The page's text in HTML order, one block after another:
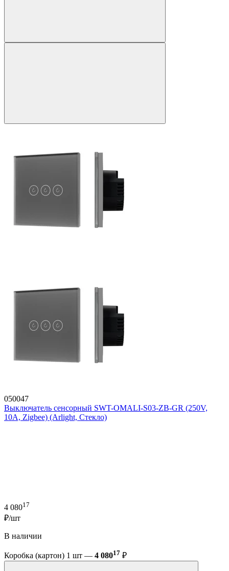
050047
Выключатель сенсорный SWT-OMALI-S03-ZB-GR (250V,
10A, Zigbee) (Arlight, Стекло)
4 08017
₽/шт
В наличии
Коробка (картон) 1 шт — 4 08017 ₽